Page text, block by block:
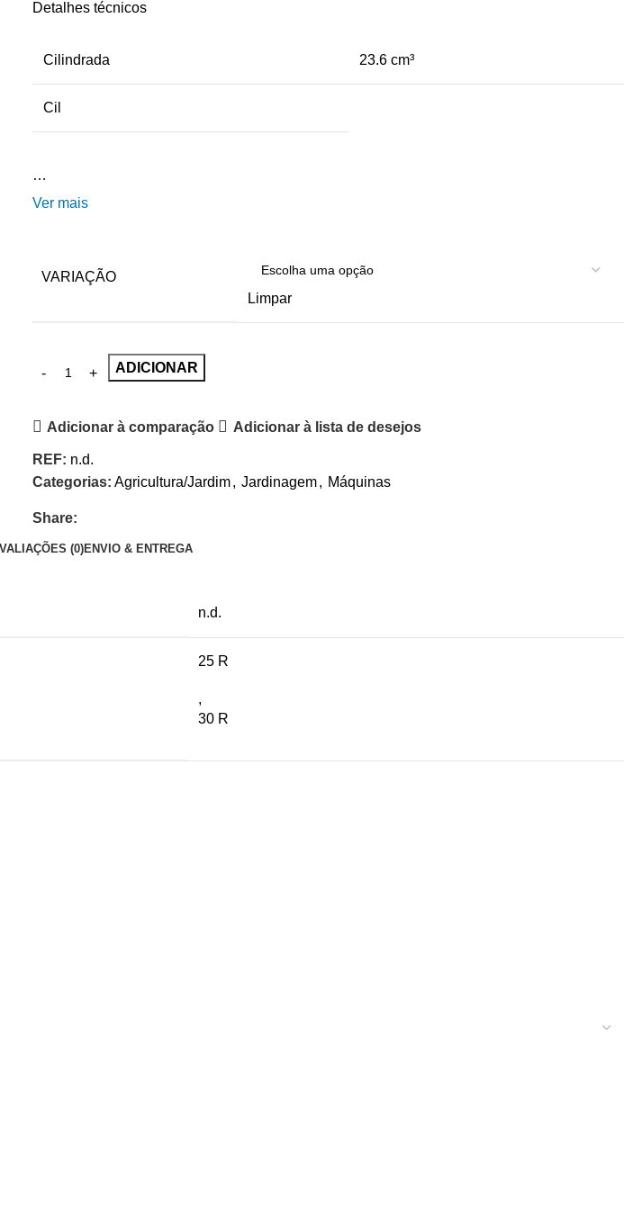
Detalhes técnicos
Cilindrada 23.6 cm³
Cil
…
Ver mais
VARIAÇÃO
Limpar
ADICIONAR
Adicionar à comparação Adicionar à lista de desejos
REF: n.d.
Categorias: Agricultura/Jardim, Jardinagem, Máquinas
Share:
(0)ENVIO & ENTREGA
n.d.
25 R
,
30 R